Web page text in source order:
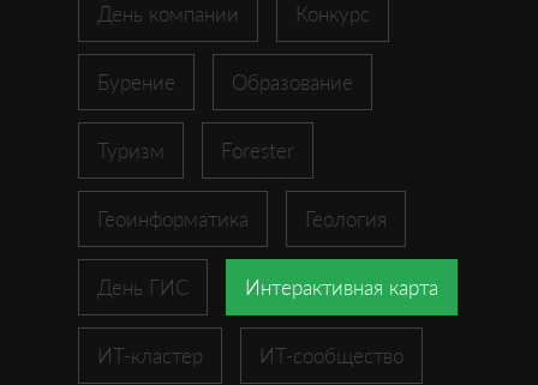
День компании Конкурс
Бурение Образование
Туризм Forester
Геоинформатика Геология
День ГИС Интерактивная карта
ИТ-кластер ИТ-сообщество